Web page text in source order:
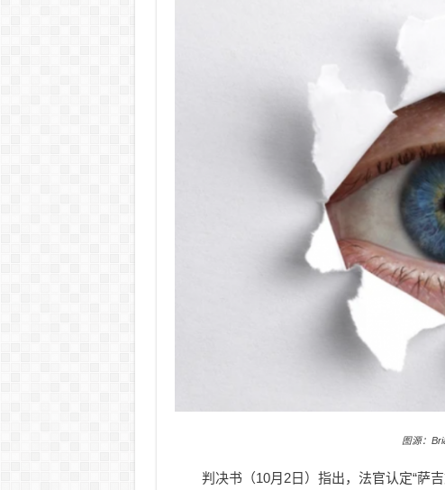
图源：
判决书（10月2日）指出，法官认定“萨